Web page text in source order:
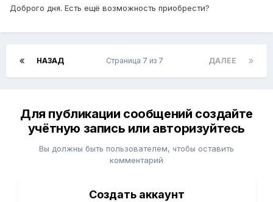
Доброго дня. Есть ещё возможность приобрести?
НАЗАД ДАЛЕЕ
Страница 7 из 7
Для публикации сообщений создайте
учётную запись или авторизуйтесь
Вы должны быть пользователем, чтобы оставить
комментарий
Создать аккаунт